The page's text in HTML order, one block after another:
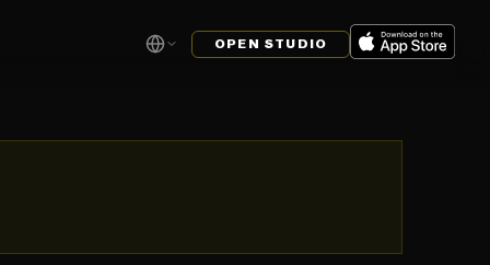
OPEN STUDIO